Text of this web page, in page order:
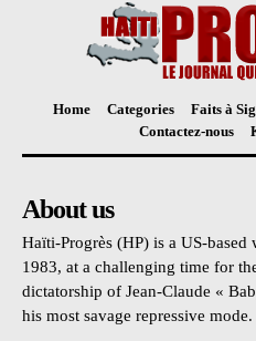
Home Categories Faits à
Contactez-nous
About us
Haïti-Progrès (HP) is a US-
1983, at a challenging time for
dictatorship of Jean-Claude «
his most savage repressive mode.